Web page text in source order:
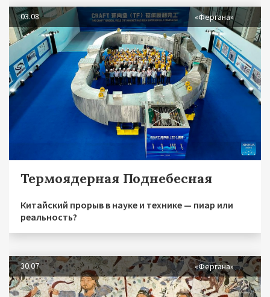
03.08 «Фергана»
Термоядерная Поднебесная
Китайский прорыв в науке и технике — пиар или
реальность?
30.07 «Фергана»